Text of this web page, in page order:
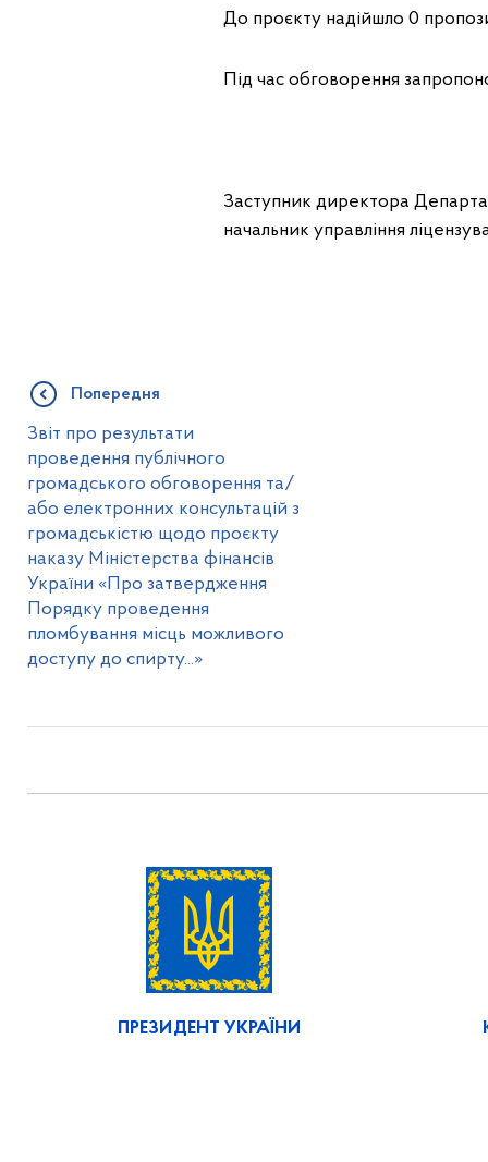
До проєкту надійшло 0
Під час обговорення
Заступник директора
начальник
Попередня
Звіт про результати
проведення публічного
громадського обговорення та/
або електронних консультацій з
громадськістю щодо проєкту
наказу Міністерства фінансів
України «Про затвердження
Порядку проведення
пломбування місць можливого
доступу до спирту...»
ПРЕЗИДЕНТ УКРАЇНИ